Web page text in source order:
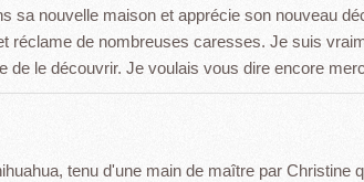
sa nouvelle maison et apprécie son nouveau
réclame de nombreuses caresses. Je suis
de le découvrir. Je voulais vous dire encore
tenu d'une main de maître par Christine